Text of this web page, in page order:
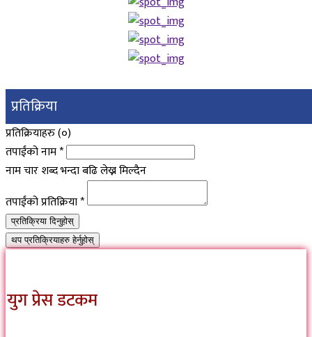
प्रतिक्रिया
प्रतिक्रियाहरु (०)
तपाईंको नाम*
नाम चार शब्द भन्दा बढि लेख्न मिल्दैन
तपाईंको प्रतिक्रिया*
प्रतिक्रिया दिनुहोस्
थप प्रतिक्रियाहरु हेर्नुहोस्
युग प्रेस डटकम